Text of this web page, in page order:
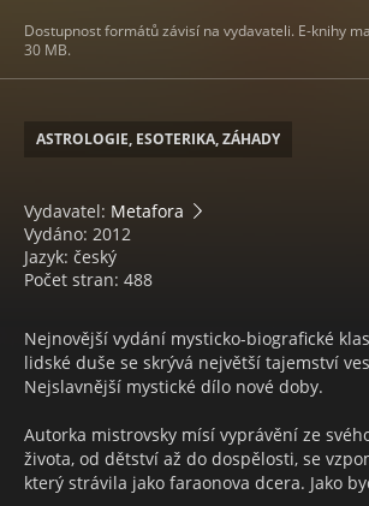
Dostupnost formátů závisí na vydavateli. E-knihy
30 MB.
ASTROLOGIE, ESOTERIKA, ZÁHADY
Vydavatel: Metafora
Vydáno: 2012
Jazyk: český
Počet stran: 488
Nejnovější vydání mysticko-biografické
lidské duše se skrývá největší tajemství
Nejslavnější mystické dílo nové doby.
Autorka mistrovsky mísí vyprávění ze
života, od dětství až do dospělosti, se
který strávila jako faraonova dcera. Jako